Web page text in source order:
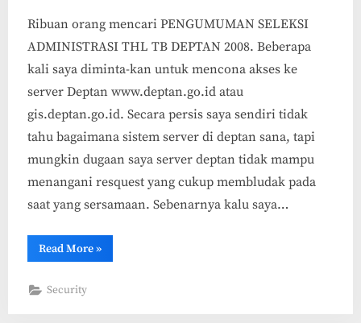
Ribuan orang mencari PENGUMUMAN SELEKSI
ADMINISTRASI THL TB DEPTAN 2008. Beberapa
kali saya diminta-kan untuk mencona akses ke
server Deptan www.deptan.go.id atau
gis.deptan.go.id. Secara persis saya sendiri tidak
tahu bagaimana sistem server di deptan sana, tapi
mungkin dugaan saya server deptan tidak mampu
menangani resquest yang cukup membludak pada
saat yang sersamaan. Sebenarnya kalu saya…
Read More“Server
Deptan
»
Security